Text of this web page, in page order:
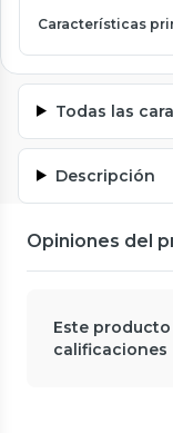
Características
Todas las
Descripción
Opiniones del
Este
calificaciones